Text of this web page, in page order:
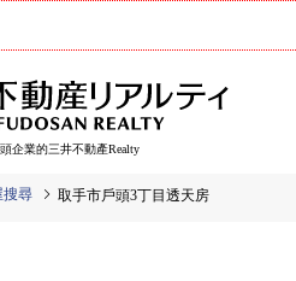
企業的三井不動產Realty
搜尋 取手市戶頭3丁目透天房